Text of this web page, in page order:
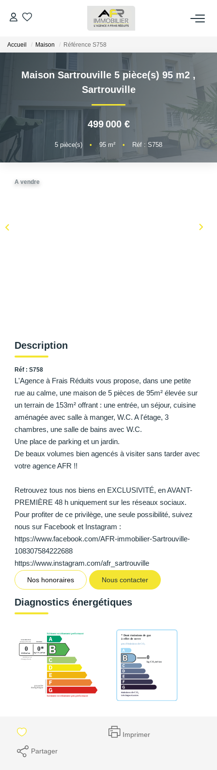
ACHETER
LOUER
ESTIMER
NOS AGENCES
Accueil Maison Référence S758
Maison Sartrouville 5 pièce(s) 95 m2 ,
Sartrouville
499 000 €
5 pièce(s) • 95 m² • Réf : S758
A vendre
Description
Réf : S758
L'Agence à Frais Réduits vous propose, dans une petite
rue au calme, une maison de 5 pièces de 95m² élevée sur
un terrain de 153m² offrant : une entrée, un séjour, cuisine
aménagée avec salle à manger, W.C. A l'étage, 3
chambres, une salle de bains avec W.C.
Une place de parking et un jardin.
De beaux volumes bien agencés à visiter sans tarder avec
votre agence AFR !!
Retrouvez tous nos biens en EXCLUSIVITÉ, en AVANT-
PREMIÈRE 48 h uniquement sur les réseaux sociaux.
Pour profiter de ce privilège, une seule possibilité, suivez
nous sur Facebook et Instagram :
https://www.facebook.com/AFR-immobilier-Sartrouville-
108307584222688
https://www.instagram.com/afr_sartrouville
Nos honoraires Nous contacter
Diagnostics énergétiques
Imprimer
Partager